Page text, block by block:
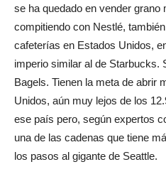
se ha quedado en vender grano
compitiendo con Nestlé,
cafeterías en Estados Unidos,
imperio similar al de Starbucks.
Bagels. Tienen la meta de abrir
Unidos, aún muy lejos de los
ese país pero, según expertos
una de las cadenas que tiene
los pasos al gigante de Seattle.